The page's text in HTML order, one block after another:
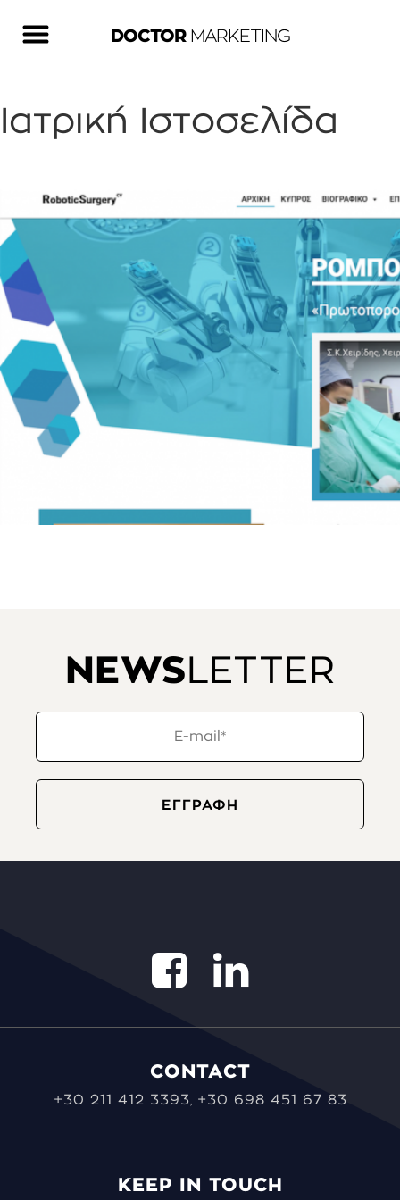
DOCTORMARKETING
Ιατρική Ιστοσελίδα
NEWS LETTER
CONTACT
+30 211 412 3393 +30 698 451 67 83
KEEP IN TOUCH